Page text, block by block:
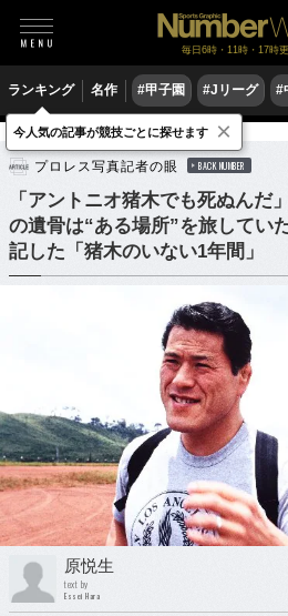
毎日6時・11時・17時
ランキング 名作 #甲子園 #Jリーグ #
格闘技 プロレス
プロレス写真記者の眼 BACK NUMBER
「アントニオ猪木でも死ぬんだ
の遺骨は“ある場所”を旅してい
記した「猪木のいない1年間」
原悦生
text by
Essei Hara
今人気の記事が競技ごとに探せます ×